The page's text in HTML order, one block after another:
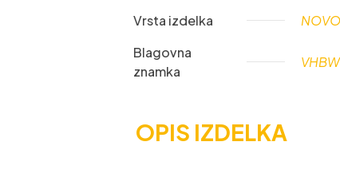
Vrsta izdelka
NOVO
Blagovna
znamka
VHBW
OPIS IZDELKA